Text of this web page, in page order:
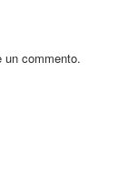
un commento.